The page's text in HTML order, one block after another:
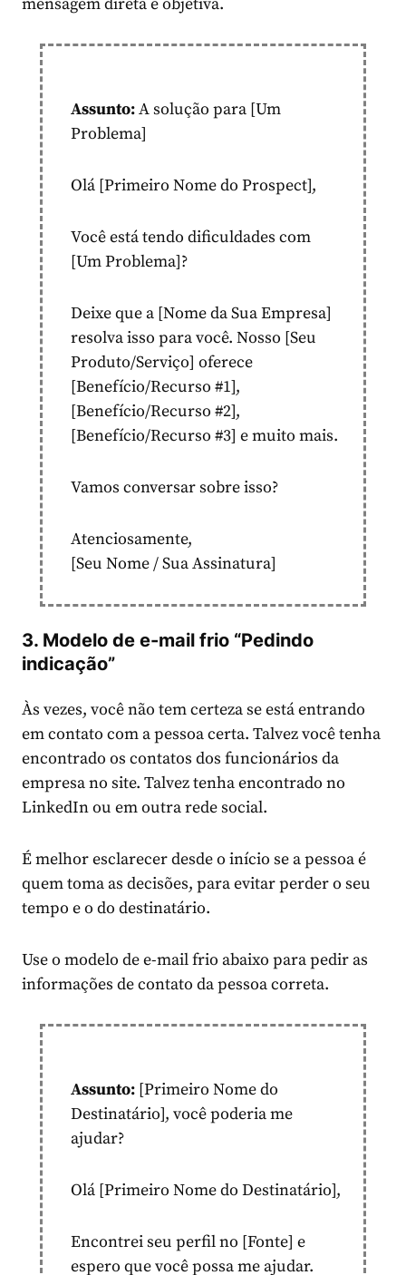
Assunto:A solução para [Um
Problema]
Olá [Primeiro Nome do Prospect],
Você está tendo dificuldades com
[Um Problema]?
Deixe que a [Nome da Sua Empresa]
resolva isso para você. Nosso [Seu
Produto/Serviço] oferece
[Benefício/Recurso #1],
[Benefício/Recurso #2],
[Benefício/Recurso #3] e muito mais.
Vamos conversar sobre isso?
Atenciosamente,
[Seu Nome / Sua Assinatura]
3. Modelo de e-mail frio “Pedindo
indicação”
Às vezes, você não tem certeza se está entrando
em contato com a pessoa certa. Talvez você tenha
encontrado os contatos dos funcionários da
empresa no site. Talvez tenha encontrado no
LinkedIn ou em outra rede social.
É melhor esclarecer desde o início se a pessoa é
quem toma as decisões, para evitar perder o seu
tempo e o do destinatário.
Use o modelo de e-mail frio abaixo para pedir as
informações de contato da pessoa correta.
Assunto: [Primeiro Nome do
Destinatário], você poderia me
ajudar?
Olá [Primeiro Nome do Destinatário],
Encontrei seu perfil no [Fonte] e
espero que você possa me ajudar.